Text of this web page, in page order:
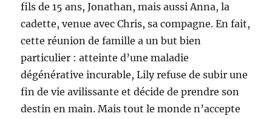
fils de 15 ans, Jonathan, mais aussi Anna, la
cadette, venue avec Chris, sa compagne. En fait,
cette réunion de famille a un but bien
particulier : atteinte d’une maladie
dégénérative incurable, Lily refuse de subir une
fin de vie avilissante et décide de prendre son
destin en main. Mais tout le monde n’accepte